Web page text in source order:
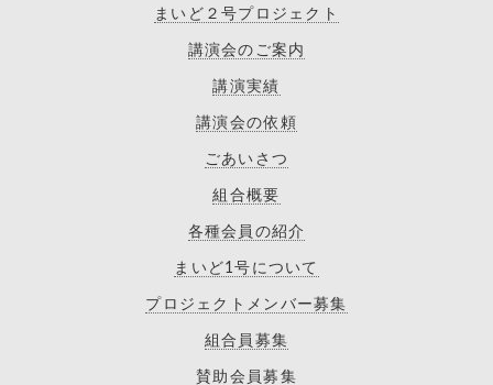
まいど２号プロジェクト
講演会のご案内
講演実績
講演会の依頼
ごあいさつ
組合概要
各種会員の紹介
まいど1号について
プロジェクトメンバー募集
組合員募集
賛助会員募集